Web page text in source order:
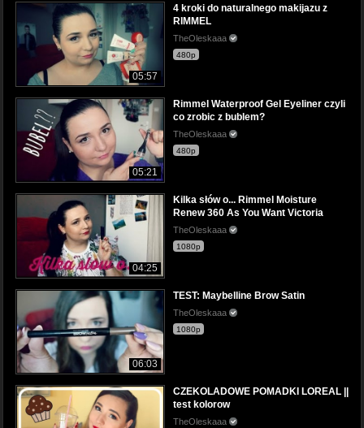
05:57
4 kroki do naturalnego makijazu z
RIMMEL
TheOleskaaa
480p
05:21
Rimmel Waterproof Gel Eyeliner czyli
co zrobic z bublem?
TheOleskaaa
480p
04:25
Kilka słów o... Rimmel Moisture
Renew 360 As You Want Victoria
TheOleskaaa
1080p
06:03
TEST: Maybelline Brow Satin
TheOleskaaa
1080p
CZEKOLADOWE POMADKI LOREAL ||
test kolorow
TheOleskaaa